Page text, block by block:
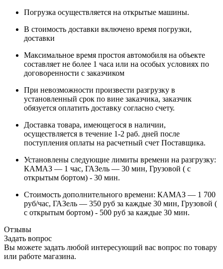
Погрузка осуществляется на открытые машины.
В стоимость доставки включено время погрузки,
доставки
Максимальное время простоя автомобиля на объекте
составляет не более 1 часа или на особых условиях по
договоренности с заказчиком
При невозможности произвести разгрузку в
установленный срок по вине заказчика, заказчик
обязуется оплатить доставку согласно счету.
Доставка товара, имеющегося в наличии,
осуществляется в течение 1-2 раб. дней после
поступления оплаты на расчетный счет Поставщика.
Установлены следующие лимиты времени на разгрузку:
КАМАЗ — 1 час, ГАЗель — 30 мин, Грузовой ( с
открытым бортом) - 30 мин.
Стоимость дополнительного времени: КАМАЗ — 1 700
руб/час, ГАЗель — 350 руб за каждые 30 мин, Грузовой (
с открытым бортом) - 500 руб за каждые 30 мин.
Отзывы
Задать вопрос
Вы можете задать любой интересующий вас вопрос по товару
или работе магазина.